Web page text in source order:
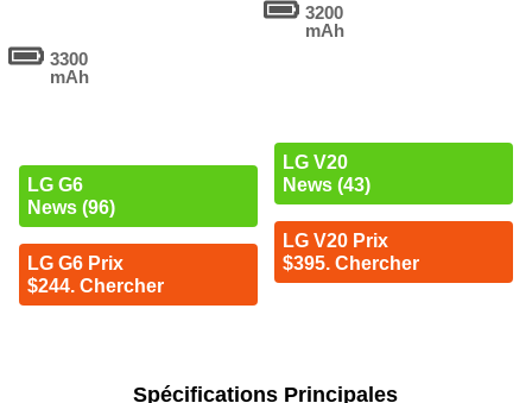
3300
mAh
LG G6
News (96)
LG G6 Prix
$244. Chercher
3200
mAh
LG V20
News (43)
LG V20 Prix
$395. Chercher
Spécifications Principales